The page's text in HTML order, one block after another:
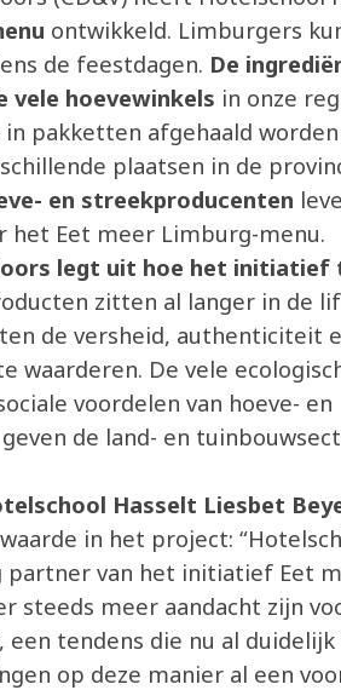
ontwikkeld. Limburgers
de feestdagen. De
vele hoevewinkels in onze
pakketten afgehaald worden
plaatsen in de
en streekproducenten
het Eet meer Limburg-menu.
legt uit hoe het
zitten al langer in de
de versheid, authenticiteit
waarderen. De vele
voordelen van hoeve- en
de land- en
Hasselt Liesbet
in het project:
partner van het initiatief Eet
steeds meer aandacht zijn
een tendens die nu al
op deze manier al een